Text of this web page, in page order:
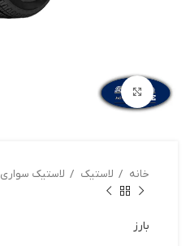
بزرگنمایی تصویر
خانه لاستیک لاستیک سواری
بارز